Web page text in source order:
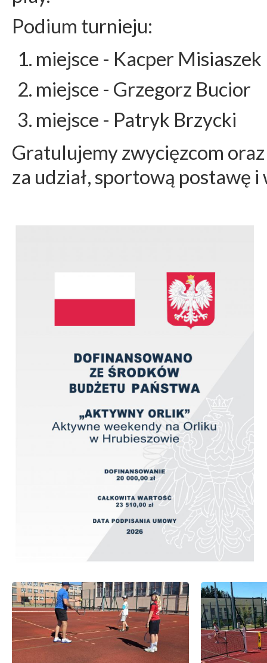
Podium turnieju:
miejsce - Kacper Misiaszek
miejsce - Grzegorz Bucior
miejsce - Patryk Brzycki
Gratulujemy zwycięzcom
za udział, sportową postawę